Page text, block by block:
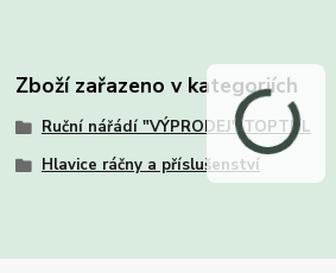
Zboží zařazeno v kategoriích
Ruční nářádí "VÝPRODEJ" TOPTUL
Hlavice ráčny a příslušenství